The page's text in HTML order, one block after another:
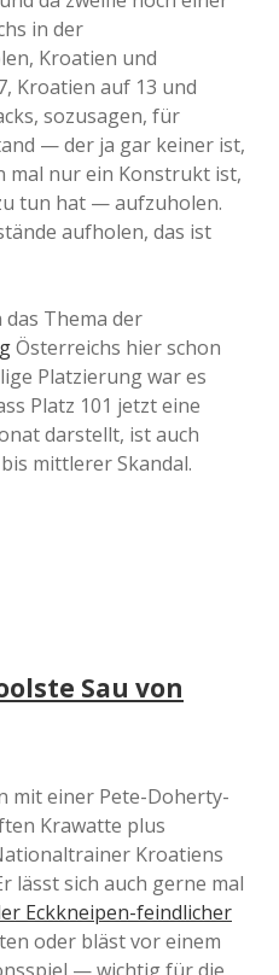
in der
Kroatien und
Kroatien auf 13 und
sozusagen, für
— der ja gar keiner ist,
mal nur ein Konstrukt ist,
tun hat — aufzuholen.
aufholen, das ist
Thema der
Österreichs hier schon
Platzierung war es
Platz 101 jetzt eine
darstellt, ist auch
mittlerer Skandal.
Sau von
mit einer Pete-Doherty-
Krawatte plus
Kroatiens
lässt sich auch gerne mal
Eckkneipen-feindlicher
oder bläst vor einem